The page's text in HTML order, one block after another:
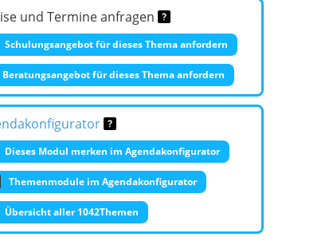
und Termine anfragen
Schulungsangebot für dieses Thema anfordern
Beratungsangebot für dieses Thema anfordern
Dieses Modul merken im Agendakonfigurator
Themenmodule im Agendakonfigurator
Übersicht aller 1042Themen